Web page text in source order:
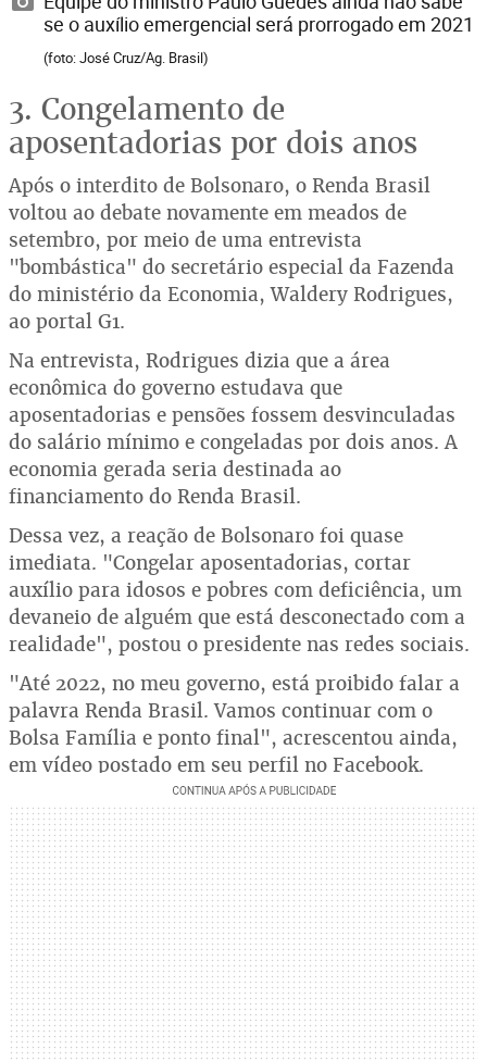
se o auxílio emergencial será prorrogado em 2021
(foto: José Cruz/Ag. Brasil)
3. Congelamento de
aposentadorias por dois anos
Após o interdito de Bolsonaro, o Renda Brasil
voltou ao debate novamente em meados de
setembro, por meio de uma entrevista
"bombástica" do secretário especial da Fazenda
do ministério da Economia, Waldery Rodrigues,
ao portal G1.
Na entrevista, Rodrigues dizia que a área
econômica do governo estudava que
aposentadorias e pensões fossem desvinculadas
do salário mínimo e congeladas por dois anos. A
economia gerada seria destinada ao
financiamento do Renda Brasil.
Dessa vez, a reação de Bolsonaro foi quase
imediata. "Congelar aposentadorias, cortar
auxílio para idosos e pobres com deficiência, um
devaneio de alguém que está desconectado com a
realidade", postou o presidente nas redes sociais.
"Até 2022, no meu governo, está proibido falar a
palavra Renda Brasil. Vamos continuar com o
Bolsa Família e ponto final", acrescentou ainda,
em vídeo postado em seu perfil no Facebook.